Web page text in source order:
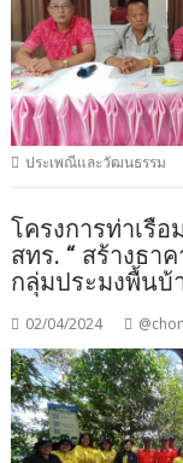
ประเพณีและวัฒนธรรม
โครงการท่าเรื
สทร. “ สร้างธา
กลุ่มประมงพื้นบ้
02/04/2024